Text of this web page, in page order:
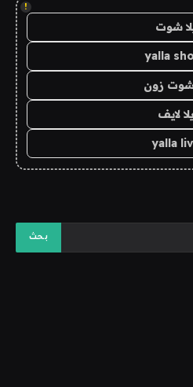
!
شوت
yalla
شوت زون
يلا لايف
yalla